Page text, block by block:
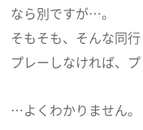
なら別ですが…。
そもそも、そんな同
プレーしなければ、
…よくわかりません。